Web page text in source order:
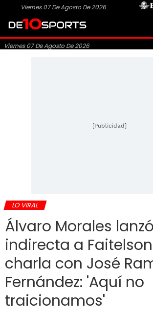
Viernes 07 De Agosto De 2026
Viernes 07 De Agosto De 2026
[Publicidad]
LO VIRAL
Álvaro Morales lanzó
indirecta a
charla con José
Fernández: 'Aquí no
traicionamos'